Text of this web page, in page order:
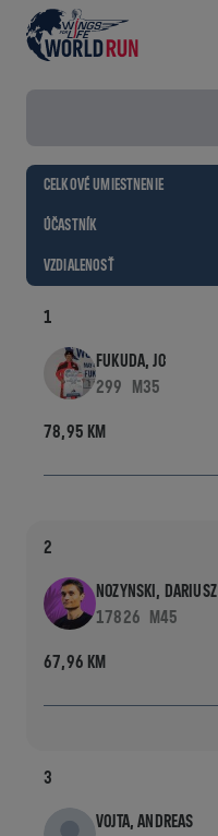
CELKOVÉ UMIESTNENIE
ÚČASTNÍK
VZDIALENOSŤ
1
FUKUDA, JO
299
M35
78,95 KM
2
NOZYNSKI, DARIUSZ
17826 M45
67,96 KM
3
VOJTA, ANDREAS